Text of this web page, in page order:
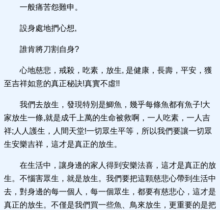
一般痛苦怨難申。
設身處地捫心想,
誰肯將刀割自身?
心地慈悲，戒殺，吃素，放生, 是健康，長壽，平安，獲
至吉祥如意的真正秘訣!真實不虛!!
我們去放生，發現特別是鯽魚，幾乎每條魚都有魚子!大
家放生一條,就是成千上萬的生命被救啊，一人吃素，一人吉
祥;人人護生，人間天堂!一切眾生平等，所以我們要讓一切眾
生安樂吉祥，這才是真正的放生。
在生活中，讓身邊的家人得到安樂法喜，這才是真正的放
生。不惱害眾生，就是放生。我們要把這顆慈悲心帶到生活中
去，對身邊的每一個人，每一個眾生，都要有慈悲心，這才是
真正的放生。不僅是我們買一些魚、鳥來放生，更重要的是把